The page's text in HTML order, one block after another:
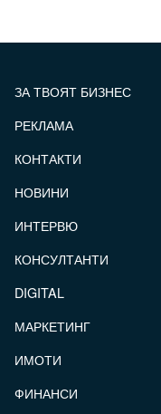
ЗА ТВОЯТ БИЗНЕС
РЕКЛАМА
КОНТАКТИ
НОВИНИ
ИНТЕРВЮ
КОНСУЛТАНТИ
DIGITAL
МАРКЕТИНГ
ИМОТИ
ФИНАНСИ